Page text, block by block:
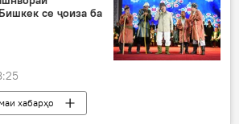
дар Қатар
сафорат
се ҷоиза ба
хабарҳо